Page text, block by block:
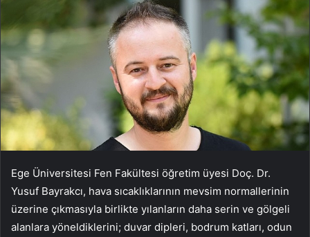
Ege Üniversitesi Fen Fakültesi öğretim üyesi Doç. Dr.
Yusuf Bayrakcı, hava sıcaklıklarının mevsim normallerinin
üzerine çıkmasıyla birlikte yılanların daha serin ve gölgeli
alanlara yöneldiklerini; duvar dipleri, bodrum katları, odun